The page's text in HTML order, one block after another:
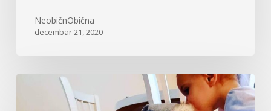
NeobičnObična
decembar 21, 2020